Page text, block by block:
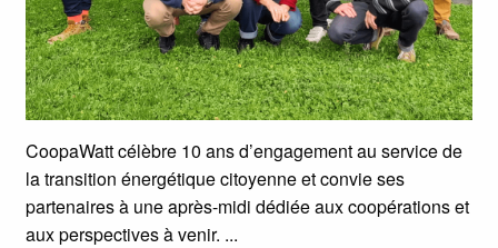
CoopaWatt célèbre 10 ans d’engagement au service de
la transition énergétique citoyenne et convie ses
partenaires à une après-midi dédiée aux coopérations et
aux perspectives à venir.